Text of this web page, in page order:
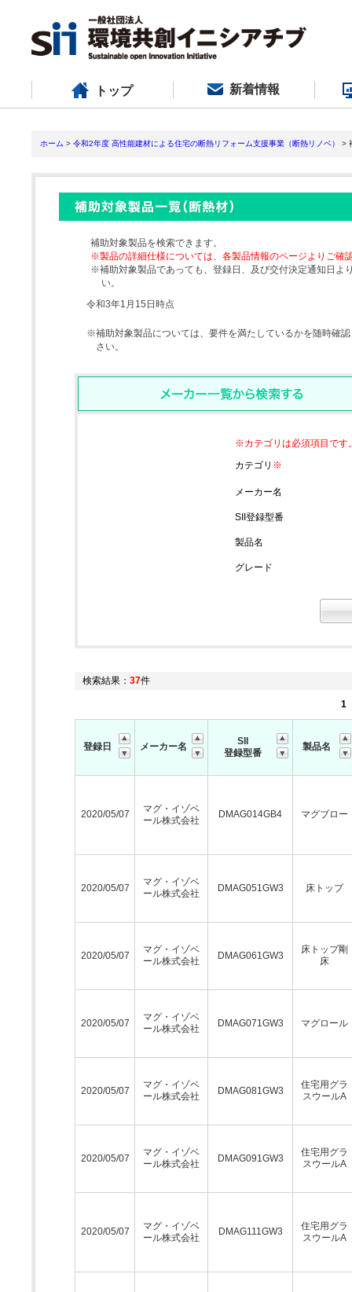
トップ 新着情報
ホーム > 令和2年度 高性能建材による住宅の断熱リフォーム支援事業（断熱リノベ） >
補助対象製品を検索できます。
※製品の詳細仕様については、各製品情報のページよりご確
※補助対象製品であっても、登録日、及び交付決定通知日よ
い。
令和3年1月15日時点
※補助対象製品については、要件を満たしているかを随時確
さい。
※カテゴリは必須項目です
カテゴリ ※
メーカー名
SII登録型番
製品名
グレード
検索結果： 37件
1
登録日 メーカー名
SII
登録型番
製品名
2020/05/07
マグ・イゾベ
ール株式会社
DMAG014GB4 マグブロー
2020/05/07
マグ・イゾベ
ール株式会社
DMAG051GW3 床トップ
2020/05/07
マグ・イゾベ
ール株式会社
DMAG061GW3
床トップ剛
床
2020/05/07
マグ・イゾベ
ール株式会社
DMAG071GW3 マグロール
2020/05/07
マグ・イゾベ
ール株式会社
DMAG081GW3
住宅用グラ
スウールA
2020/05/07
マグ・イゾベ
ール株式会社
DMAG091GW3
住宅用グラ
スウールA
2020/05/07
マグ・イゾベ
ール株式会社
DMAG111GW3
住宅用グラ
スウールA